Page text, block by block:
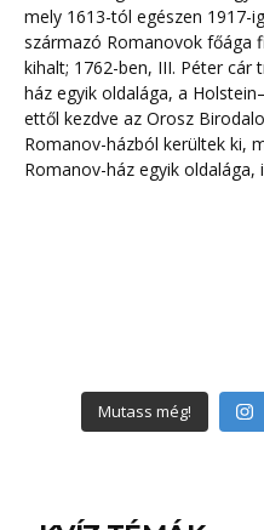
Mutass még!